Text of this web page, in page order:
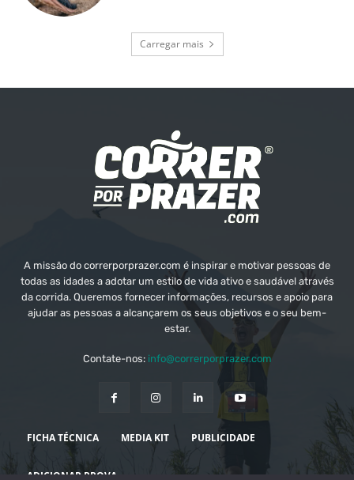
Carregar mais
A missão do correrporprazer.com é inspirar e motivar pessoas de
todas as idades a adotar um estilo de vida ativo e saudável através
da corrida. Queremos fornecer informações, recursos e apoio para
ajudar as pessoas a alcançarem os seus objetivos e o seu bem-
estar.
Contate-nos: info@correrporprazer.com
FICHA TÉCNICA MEDIA KIT PUBLICIDADE
ADICIONAR PROVA